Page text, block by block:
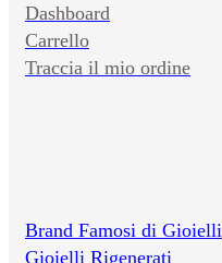
Dashboard
Carrello
Traccia il mio ordine
Brand Famosi di Gioielli
Gioielli Rigenerati